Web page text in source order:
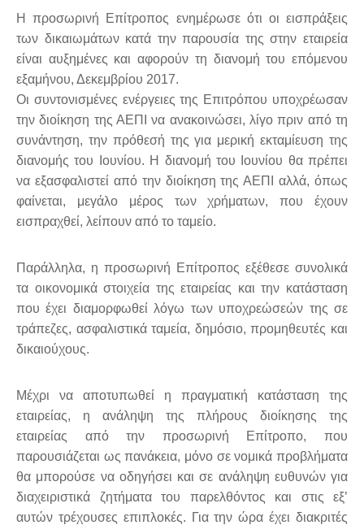
Η προσωρινή Επίτροπος ενημέρωσε ότι οι εισπράξεις
των δικαιωμάτων κατά την παρουσία της στην εταιρεία
είναι αυξημένες και αφορούν τη διανομή του επόμενου
εξαμήνου, Δεκεμβρίου 2017.
Οι συντονισμένες ενέργειες της Επιτρόπου υποχρέωσαν
την διοίκηση της ΑΕΠΙ να ανακοινώσει, λίγο πριν από τη
συνάντηση, την πρόθεσή της για μερική εκταμίευση της
διανομής του Ιουνίου. Η διανομή του Ιουνίου θα πρέπει
να εξασφαλιστεί από την διοίκηση της ΑΕΠΙ αλλά, όπως
φαίνεται, μεγάλο μέρος των χρήματων, που έχουν
εισπραχθεί, λείπουν από το ταμείο.
Παράλληλα, η προσωρινή Επίτροπος εξέθεσε συνολικά
τα οικονομικά στοιχεία της εταιρείας και την κατάσταση
που έχει διαμορφωθεί λόγω των υποχρεώσεών της σε
τράπεζες, ασφαλιστικά ταμεία, δημόσιο, προμηθευτές και
δικαιούχους.
Μέχρι να αποτυπωθεί η πραγματική κατάσταση της
εταιρείας, η ανάληψη της πλήρους διοίκησης της
εταιρείας από την προσωρινή Επίτροπο, που
παρουσιάζεται ως πανάκεια, μόνο σε νομικά προβλήματα
θα μπορούσε να οδηγήσει και σε ανάληψη ευθυνών για
διαχειριστικά ζητήματα του παρελθόντος και στις εξ’
αυτών τρέχουσες επιπλοκές. Για την ώρα έχει διακριτές